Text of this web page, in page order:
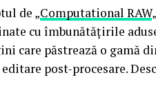
de „Computational RAW
cu îmbunătățirile
care păstrează o gamă
post-procesare.